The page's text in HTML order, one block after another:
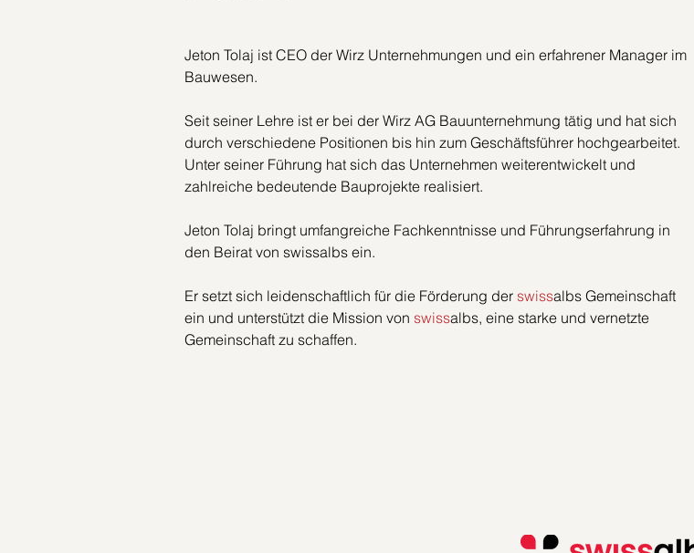
Jeton Tolaj ist CEO der Wirz Unternehmungen und ein erfahrener Manager im
Bauwesen.
Seit seiner Lehre ist er bei der Wirz AG Bauunternehmung tätig und hat sich
durch verschiedene Positionen bis hin zum Geschäftsführer hochgearbeitet.
Unter seiner Führung hat sich das Unternehmen weiterentwickelt und
zahlreiche bedeutende Bauprojekte realisiert.
Jeton Tolaj bringt umfangreiche Fachkenntnisse und Führungserfahrung in
den Beirat von swissalbs ein.
Er setzt sich leidenschaftlich für die Förderung der swissalbs Gemeinschaft
ein und unterstützt die Mission von swissalbs, eine starke und vernetzte
Gemeinschaft zu schaffen.